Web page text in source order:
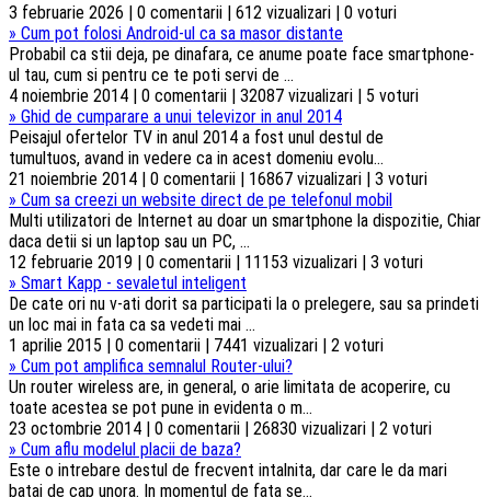
3 februarie 2026 | 0 comentarii | 612 vizualizari | 0 voturi
» Cum pot folosi Android-ul ca sa masor distante
Probabil ca stii deja, pe dinafara, ce anume poate face smartphone-
ul tau, cum si pentru ce te poti servi de ...
4 noiembrie 2014 | 0 comentarii | 32087 vizualizari | 5 voturi
» Ghid de cumparare a unui televizor in anul 2014
Peisajul ofertelor TV in anul 2014 a fost unul destul de
tumultuos, avand in vedere ca in acest domeniu evolu...
21 noiembrie 2014 | 0 comentarii | 16867 vizualizari | 3 voturi
» Cum sa creezi un website direct de pe telefonul mobil
Multi utilizatori de Internet au doar un smartphone la dispozitie, Chiar
daca detii si un laptop sau un PC, ...
12 februarie 2019 | 0 comentarii | 11153 vizualizari | 3 voturi
» Smart Kapp - sevaletul inteligent
De cate ori nu v-ati dorit sa participati la o prelegere, sau sa prindeti
un loc mai in fata ca sa vedeti mai ...
1 aprilie 2015 | 0 comentarii | 7441 vizualizari | 2 voturi
» Cum pot amplifica semnalul Router-ului?
Un router wireless are, in general, o arie limitata de acoperire, cu
toate acestea se pot pune in evidenta o m...
23 octombrie 2014 | 0 comentarii | 26830 vizualizari | 2 voturi
» Cum aflu modelul placii de baza?
Este o intrebare destul de frecvent intalnita, dar care le da mari
batai de cap unora. In momentul de fata se...